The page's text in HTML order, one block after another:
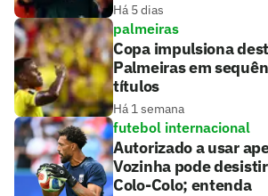
Há 5 dias
palmeiras
Copa impulsiona
Palmeiras em
títulos
Há 1 semana
futebol internacional
Autorizado a usar
Vozinha pode
Colo-Colo; entenda